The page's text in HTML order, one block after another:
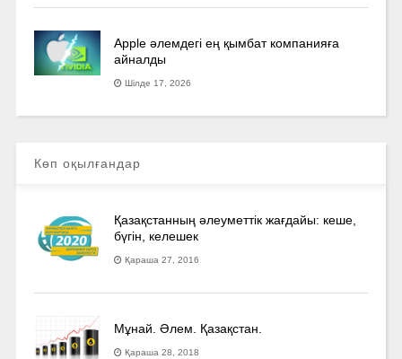
Apple әлемдегі ең қымбат компанияға
айналды
Шілде 17, 2026
Көп оқылғандар
Қазақстанның әлеуметтік жағдайы: кеше,
бүгін, келешек
Қараша 27, 2016
Мұнай. Әлем. Қазақстан.
Қараша 28, 2018